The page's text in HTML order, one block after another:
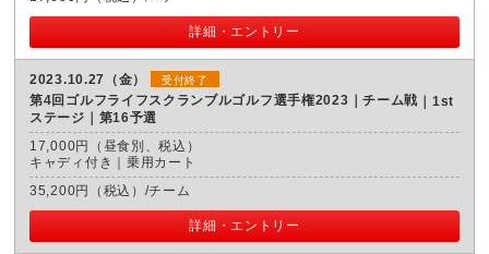
詳細・エントリー
2023.10.27（金） 受付終了
第4回ゴルフライフスクランブルゴルフ選手権2023｜チーム戦
1st
ステージ｜第16予選
17,000円（昼食別、税込）
キャディ付き｜乗用カート
35,200円（税込）/チーム
詳細・エントリー